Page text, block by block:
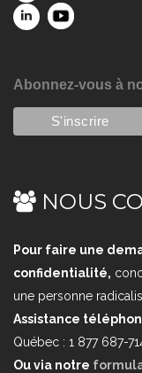
Abonnez-vous à
NOUS
Pour faire une
confidentialité,
une personne
Assistance
Québec : 1 877 687-
Ou via notre